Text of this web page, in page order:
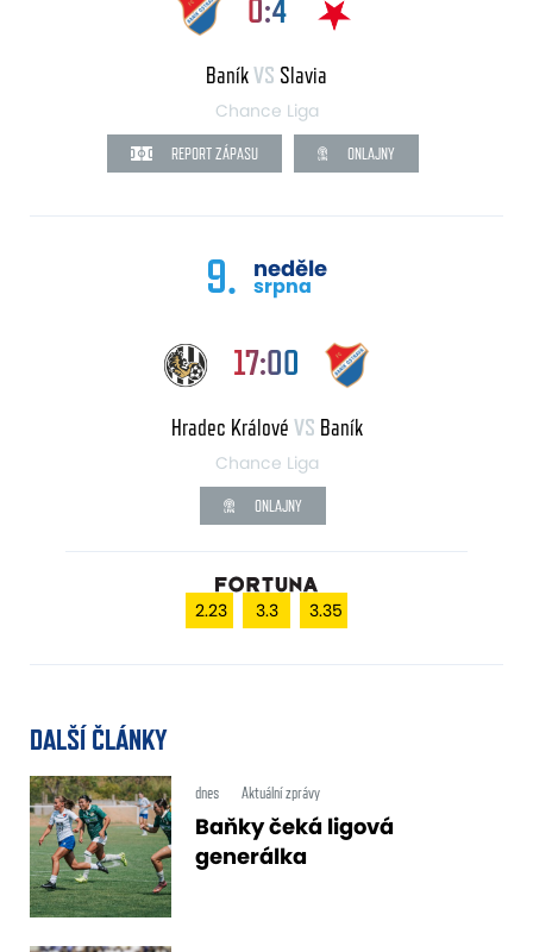
0:4
BaníkVS Slavia
Chance Liga
REPORT ZÁPASU ONLAJNY
9. neděle
srpna
17:00
Hradec Králové VS Baník
Chance Liga
ONLAJNY
2.23 3.3 3.35
DALŠÍ ČLÁNKY
dnes Aktuální zprávy
Baňky čeká ligová
generálka